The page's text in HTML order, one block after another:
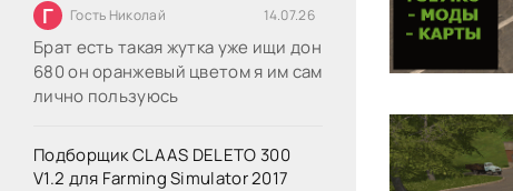
Г Гость Николай 14.07.26
Брат есть такая жутка уже ищи дон
680 он оранжевый цветом я им сам
лично пользуюсь
Подборщик CLAAS DELETO 300
V1.2 для Farming Simulator 2017